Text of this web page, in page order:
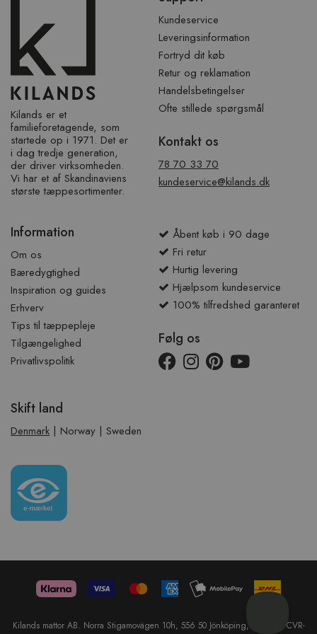
Kilands er et
familieforetagende, som
startede op i 1971. Det er
i dag tredje generation,
der driver virksomheden.
Vi har et af ​​Skandinaviens
største tæppesortimenter.
Kundeservice
Leveringsinformation
Fortryd dit køb
Retur og reklamation
Handelsbetingelser
Ofte stillede spørgsmål
Kontakt os
78 70 33 70
kundeservice@kilands.dk
Information
Om os
Bæredygtighed
Inspiration og guides
Erhverv
Tips til tæppepleje
Tilgængelighed
Privatlivspolitik
Åbent køb i 90 dage
Fri retur
Hurtig levering
Hjælpsom kundeservice
100% tilfredshed garanteret
Følg os
Skift land
Denmark | Norway | Sweden
Kilands mattor AB. Norra Stigamovägen 10h, 556 50 Jönköping, Sweden. CVR-